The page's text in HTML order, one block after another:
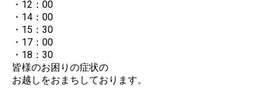
・12：00
・14：00
・15：30
・17：00
・18：30
皆様のお困りの症状の
お越しをおまちしております。